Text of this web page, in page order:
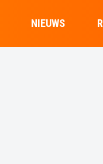
NIEUWS